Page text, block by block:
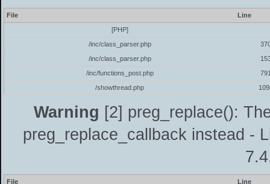
File
Line
[PHP]
/inc/class_parser.php
/inc/class_parser.php
/inc/functions_post.php
/showthread.php
Warning [2] preg_replace():
preg_replace_callback instead -
File Line